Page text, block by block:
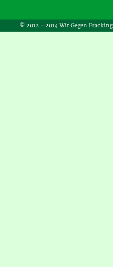
© 2012 – 2014 Wir Gegen Fracking